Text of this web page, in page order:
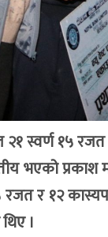
२१ स्वर्ण १५
भएको
रजत र १२
।